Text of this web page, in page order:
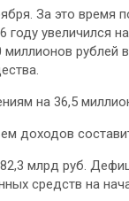
За это время
увеличился
рублей
на 36,5
доходов
млрд руб.
средств на